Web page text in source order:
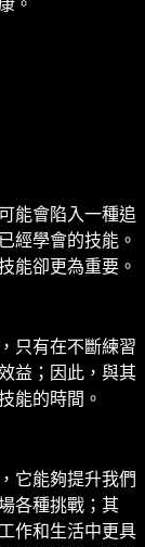
能會陷入一種追
經學會的技能。
能卻更為重要。
只有在不斷練習
益；因此，與其
能的時間。
它能夠提升我們
各種挑戰；其
作和生活中更具